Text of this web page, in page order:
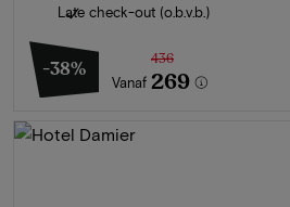
Late check-out (o.b.v.b.)
-38%
Vanaf
436
269